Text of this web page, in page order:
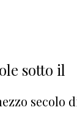
sotto il
secolo